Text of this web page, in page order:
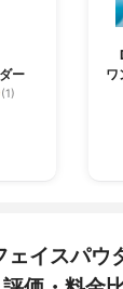
ー
(1)
ワ
イスパウ